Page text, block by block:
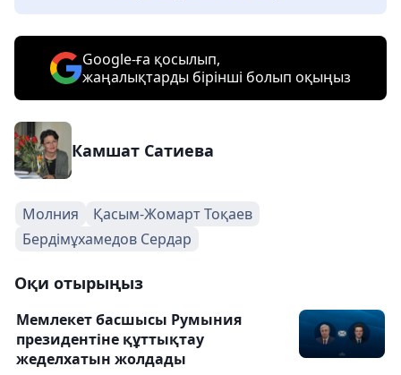
Google-ға қосылып,
жаңалықтарды бірінші болып оқыңыз
Камшат Сатиева
Молния
Қасым-Жомарт Тоқаев
Бердімұхамедов Сердар
Оқи отырыңыз
Мемлекет басшысы Румыния
президентіне құттықтау
жеделхатын жолдады